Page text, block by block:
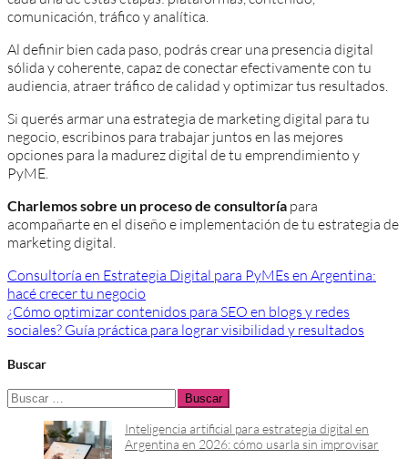
comunicación, tráfico y analítica.
Al definir bien cada paso, podrás crear una presencia digital
sólida y coherente, capaz de conectar efectivamente con tu
audiencia, atraer tráfico de calidad y optimizar tus resultados.
Si querés armar una estrategia de marketing digital para tu
negocio, escribinos para trabajar juntos en las mejores
opciones para la madurez digital de tu emprendimiento y
PyME.
Charlemos sobre un proceso de consultoría para
acompañarte en el diseño e implementación de tu estrategia de
marketing digital.
Navegación
de
entradas
Consultoría en Estrategia Digital para PyMEs en Argentina:
hacé crecer tu negocio
¿Cómo optimizar contenidos para SEO en blogs y redes
sociales? Guía práctica para lograr visibilidad y resultados
Buscar
Buscar:
Inteligencia artificial para estrategia digital en
Argentina en 2026: cómo usarla sin improvisar